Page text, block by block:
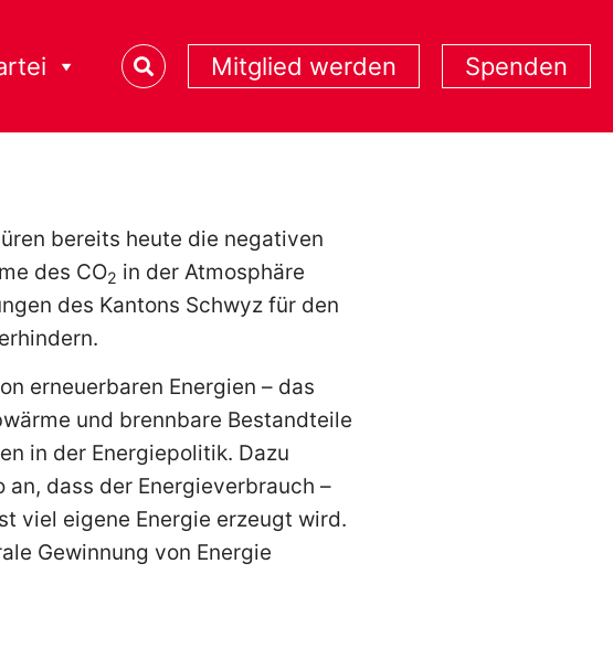
Mitglied werden Spenden
bereits heute die negativen
des CO2 in der Atmosphäre
des Kantons Schwyz für den
erneuerbaren Energien – das
und brennbare Bestandteile
in der Energiepolitik. Dazu
dass der Energieverbrauch –
viel eigene Energie erzeugt wird.
Gewinnung von Energie